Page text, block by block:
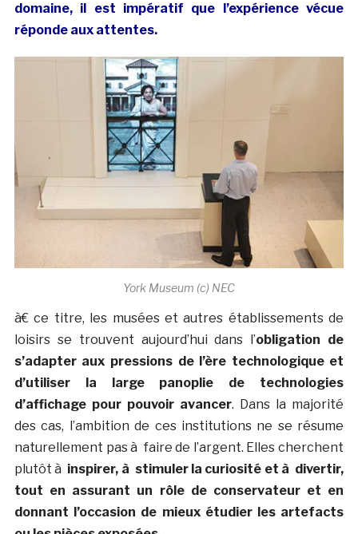
domaine, il est impératif que l’expérience vécue
réponde aux attentes.
York Museum (c) NEC
à€ ce titre, les musées et autres établissements de
loisirs se trouvent aujourd’hui dans l’obligation de
s’adapter aux pressions de l’ère technologique et
d’utiliser la large panoplie de technologies
d’affichage pour pouvoir avancer. Dans la majorité
des cas, l’ambition de ces institutions ne se résume
naturellement pas à faire de l’argent. Elles cherchent
plutôt à inspirer, à stimuler la curiosité et à divertir,
tout en assurant un rôle de conservateur et en
donnant l’occasion de mieux étudier les artefacts